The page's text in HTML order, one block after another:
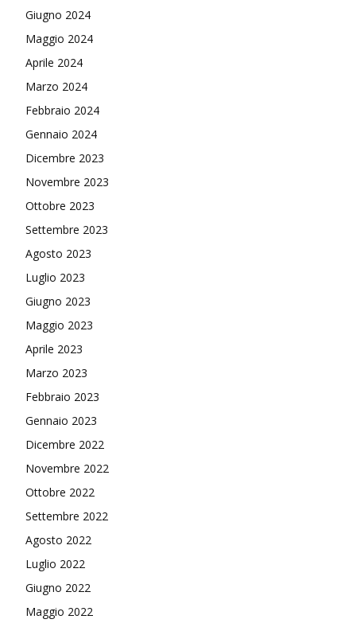
Giugno 2024
Maggio 2024
Aprile 2024
Marzo 2024
Febbraio 2024
Gennaio 2024
Dicembre 2023
Novembre 2023
Ottobre 2023
Settembre 2023
Agosto 2023
Luglio 2023
Giugno 2023
Maggio 2023
Aprile 2023
Marzo 2023
Febbraio 2023
Gennaio 2023
Dicembre 2022
Novembre 2022
Ottobre 2022
Settembre 2022
Agosto 2022
Luglio 2022
Giugno 2022
Maggio 2022